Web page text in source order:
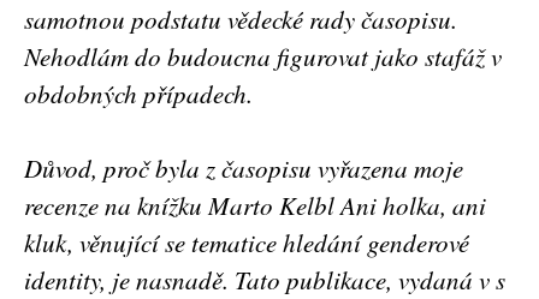
samotnou podstatu vědecké rady časopisu.
Nehodlám do budoucna figurovat jako stafáž v
obdobných případech.
Důvod, proč byla z časopisu vyřazena moje
recenze na knížku Marto Kelbl Ani holka, ani
kluk, věnující se tematice hledání genderové
identity, je nasnadě. Tato publikace, vydaná v s